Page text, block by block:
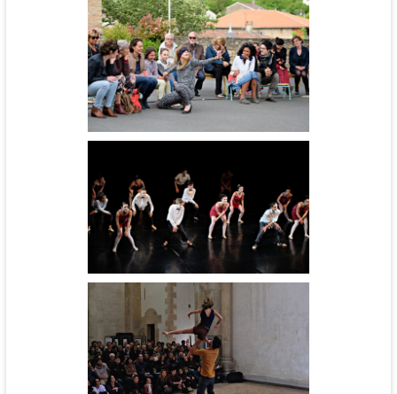
Que dia é hoje? - Grupo
Tapias
Coup de Foudre à Berzé-la-
ville - cie Le grand jeté !
Groupe amateur